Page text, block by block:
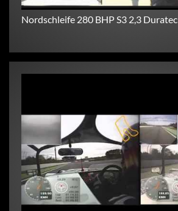
Nordschleife 280 BHP S3 2,3 Duratec